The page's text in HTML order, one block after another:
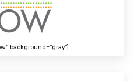
background=”gray”]